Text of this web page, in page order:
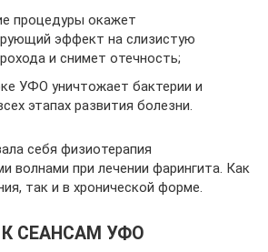
процедуры окажет
эффект на слизистую
и снимет отечность;
УФО уничтожает бактерии и
этапах развития болезни.
себя физиотерапия
волнами при лечении фарингита. Как
так и в хронической форме.
СЕАНСАМ УФО